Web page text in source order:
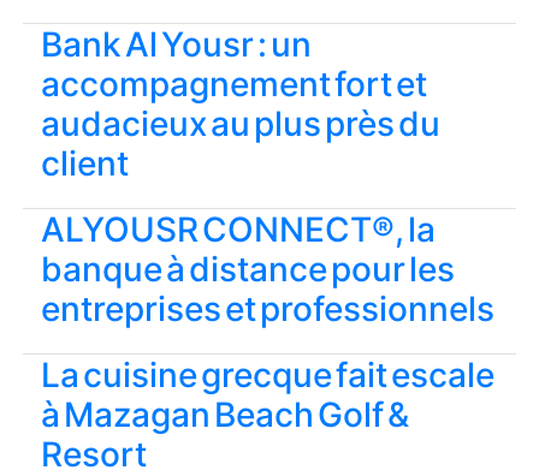
Bank Al Yousr : un
accompagnement fort et
audacieux au plus près du
client
ALYOUSR CONNECT®, la
banque à distance pour les
entreprises et professionnels
La cuisine grecque fait escale
à Mazagan Beach Golf &
Resort